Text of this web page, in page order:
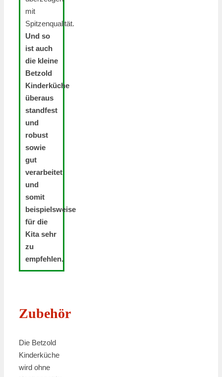
mit
Spitzenqualität.
Und so
ist auch
die kleine
Betzold
Kinderküche
überaus
standfest
und
robust
sowie
gut
verarbeitet
und
somit
beispielsweise
für die
Kita sehr
zu
empfehlen.
Zubehör
Die Betzold
Kinderküche
wird ohne